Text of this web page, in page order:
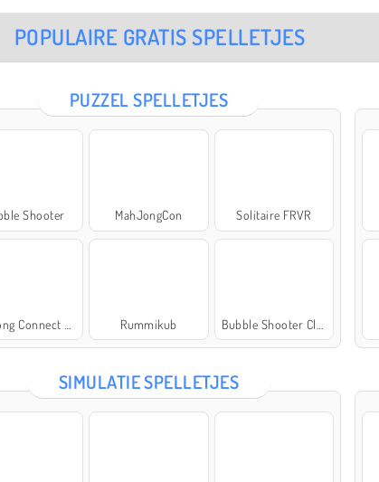
POPULAIRE GRATIS SPELLETJES
PUZZEL SPELLETJES
Shooter MahJongCon Solitaire FRVR
Rummikub
SIMULATIE SPELLETJES